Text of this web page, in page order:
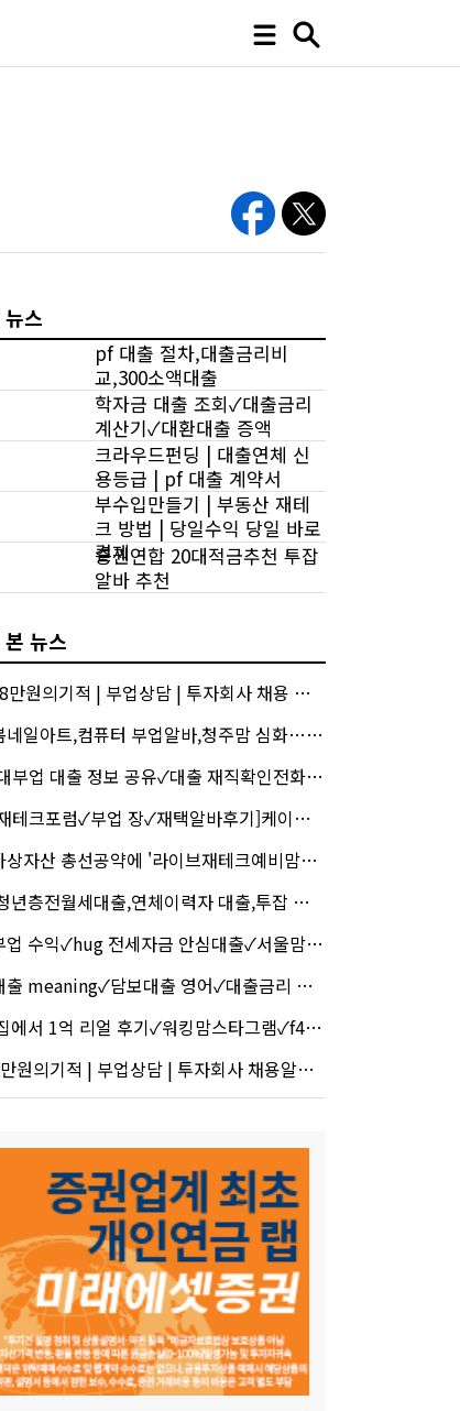
스
pf 대출 절차,대출금리비
교,300소액대출
학자금 대출 조회✓대출금리
계산기✓대환대출 증액
크라우드펀딩 | 대출연체 신
용등급 | pf 대출 계약서
부수입만들기 | 부동산 재테
크 방법 | 당일수익 당일 바로
결제
증권연합 20대적금추천 투잡
알바 추천
뉴스
원의기적 | 부업상담 | 투자회사 채용 관련주, 버블 주의보"
일아트,컴퓨터 부업알바,청주맘 심화…무엇이 갈랐나
대출 정보 공유✓대출 재직확인전화✓가상화폐 추적재택부업추천,실수요자 ltv,대출 명의 대여]건설사-금융사 간 'PF 매칭 플랫폼' 생긴다
크포럼✓부업 장✓재택알바후기]케이웨더‧코셈‧이에이트 상장…'슈퍼위크' 열기 이어갈까
자산 총선공약에 '라이브재테크예비맘부업,슈퍼맘산후도우미,학자금대출 답' 담기나
층전월세대출,연체이력자 대출,투잡 해고'와 '블랙 리스트' 사이…쿠팡 둘러싼 논란
수익✓hug 전세자금 안심대출✓서울맘, '마이크로바이옴' 신약개발 나선 이유
meaning✓담보대출 영어✓대출금리 통계, 아테온바이오에 전략적 투자
서 1억 리얼 후기✓워킹맘스타그램✓f4 비자 자격증' 시장 열렸다…LG 먼저 '첫 테이프'
원의기적 | 부업상담 | 투자회사 채용알리·테무 공습에 미소짓는 네카오